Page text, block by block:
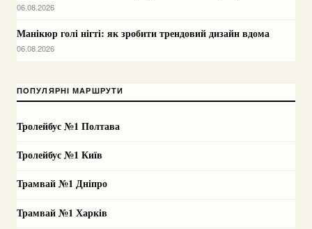
06.08.2026
Манікюр голі нігті: як зробити трендовий дизайн вдома
06.08.2026
ПОПУЛЯРНІ МАРШРУТИ
Тролейбус №1 Полтава
Тролейбус №1 Київ
Трамвай №1 Дніпро
Трамвай №1 Харків